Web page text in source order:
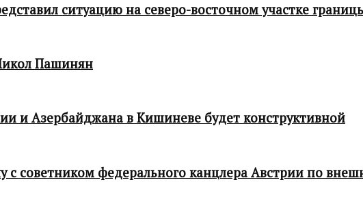
ситуацию на северо-восточном участке
Пашинян
и Азербайджана в Кишиневе будет конструктивной
с советником федерального канцлера Австрии по